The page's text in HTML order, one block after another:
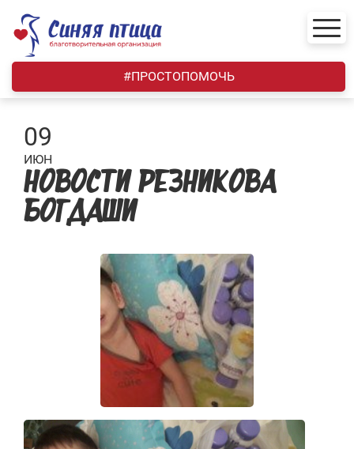
content
#ПРОСТОПОМОЧЬ
09
ИЮН
НОВОСТИ РЕЗНИКОВА
БОГДАШИ